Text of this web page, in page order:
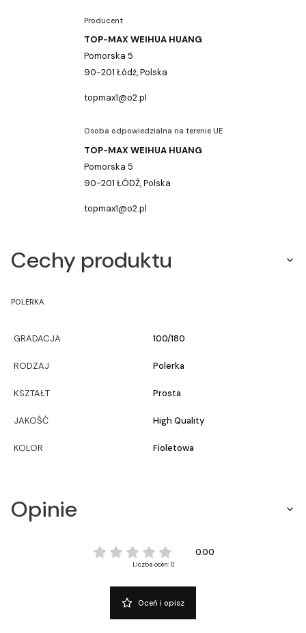
Producent
TOP-MAX WEIHUA HUANG
Pomorska 5
90-201 Łódź, Polska
topmax1@o2.pl
Osoba odpowiedzialna na terenie UE
TOP-MAX WEIHUA HUANG
Pomorska 5
90-201 ŁÓDŹ, Polska
topmax1@o2.pl
Cechy produktu
POLERKA
GRADACJA 100/180
RODZAJ Polerka
KSZTAŁT Prosta
JAKOŚĆ High Quality
KOLOR Fioletowa
Opinie
0.00
Liczba ocen: 0
Oceń i opisz